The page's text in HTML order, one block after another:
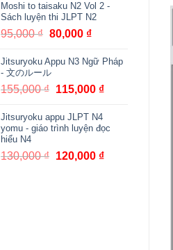
là:
105,000 ₫.
tại
Moshi to taisaku N2 Vol 2 -
Sách luyện thi JLPT N2
95,000₫ Giá
là:
95,000 ₫.
80,000 ₫Giá
tại
80,000 ₫.
Jitsuryoku Appu N3 Ngữ Pháp
- 文のルール
155,000₫ Giá
là:
155,000 ₫.
115,000 ₫Giá
là:
Jitsuryoku appu JLPT N4
yomu - giáo trình luyện đọc
hiểu N4
130,000₫ Giá
120,000 ₫Giá